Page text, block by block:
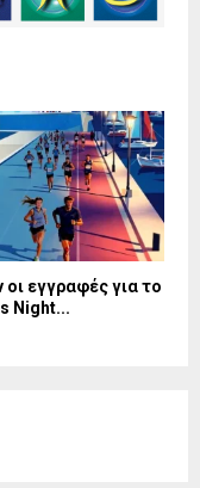
οι εγγραφές για το
Night...